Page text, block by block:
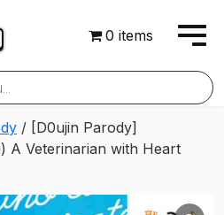
0 items
/ [D0ujin Parody]
A Veterinarian with Heart